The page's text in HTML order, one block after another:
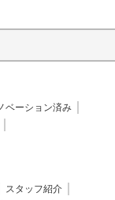
ベーション済み
スタッフ紹介